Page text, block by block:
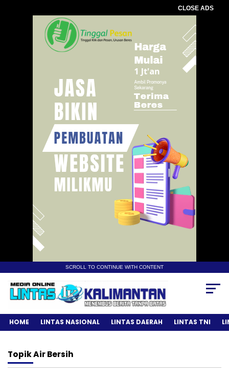
CLOSE ADS
SCROLL TO CONTINUE WITH CONTENT
HOME LINTAS NASIONAL LINTAS DAERAH LINTAS TNI
TopikAir Bersih